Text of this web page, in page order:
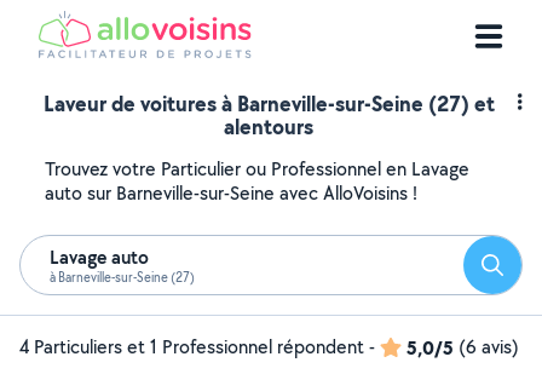
Laveur de voitures à Barneville-sur-Seine (27) et
alentours
Trouvez votre Particulier ou Professionnel en Lavage
auto sur Barneville-sur-Seine avec AlloVoisins !
Lavage auto
à Barneville-sur-Seine (27)
4 Particuliers et 1 Professionnel répondent- 5,0/5 (6 avis)